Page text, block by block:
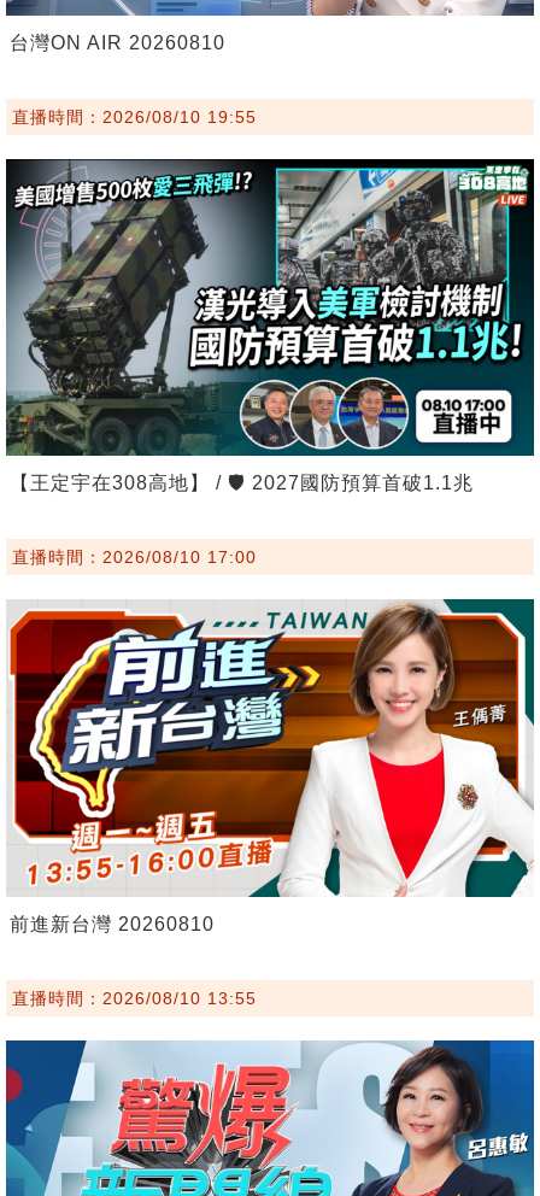
台灣ON AIR 20260810
直播時間：2026/08/10 19:55
【王定宇在308高地】 / 🛡️ 2027國防預算首破1.1兆
直播時間：2026/08/10 17:00
前進新台灣 20260810
直播時間：2026/08/10 13:55